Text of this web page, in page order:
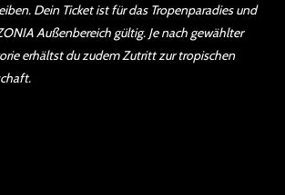
Dein Ticket ist für das Tropenparadies und
Außenbereich gültig. Je nach gewählter
erhältst du zudem Zutritt zur tropischen